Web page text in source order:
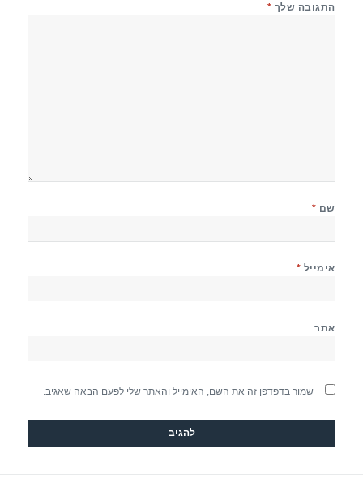
התגובה שלך *
שם *
אימייל *
אתר
שמור בדפדפן זה את השם, האימייל והאתר שלי לפעם הבאה שאגיב.